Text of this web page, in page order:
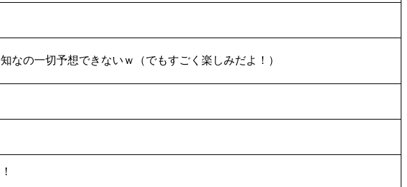
なの一切予想できないｗ（でもすごく楽しみだよ！）